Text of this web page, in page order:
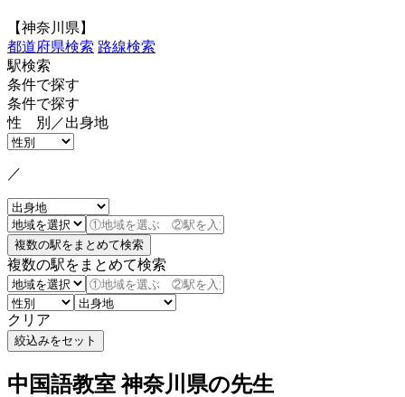
【神奈川県】
都道府県検索 路線検索
駅検索
条件で探す
条件で探す
性 別／出身地
／
複数の駅をまとめて検索
クリア
中国語教室 神奈川県の先生